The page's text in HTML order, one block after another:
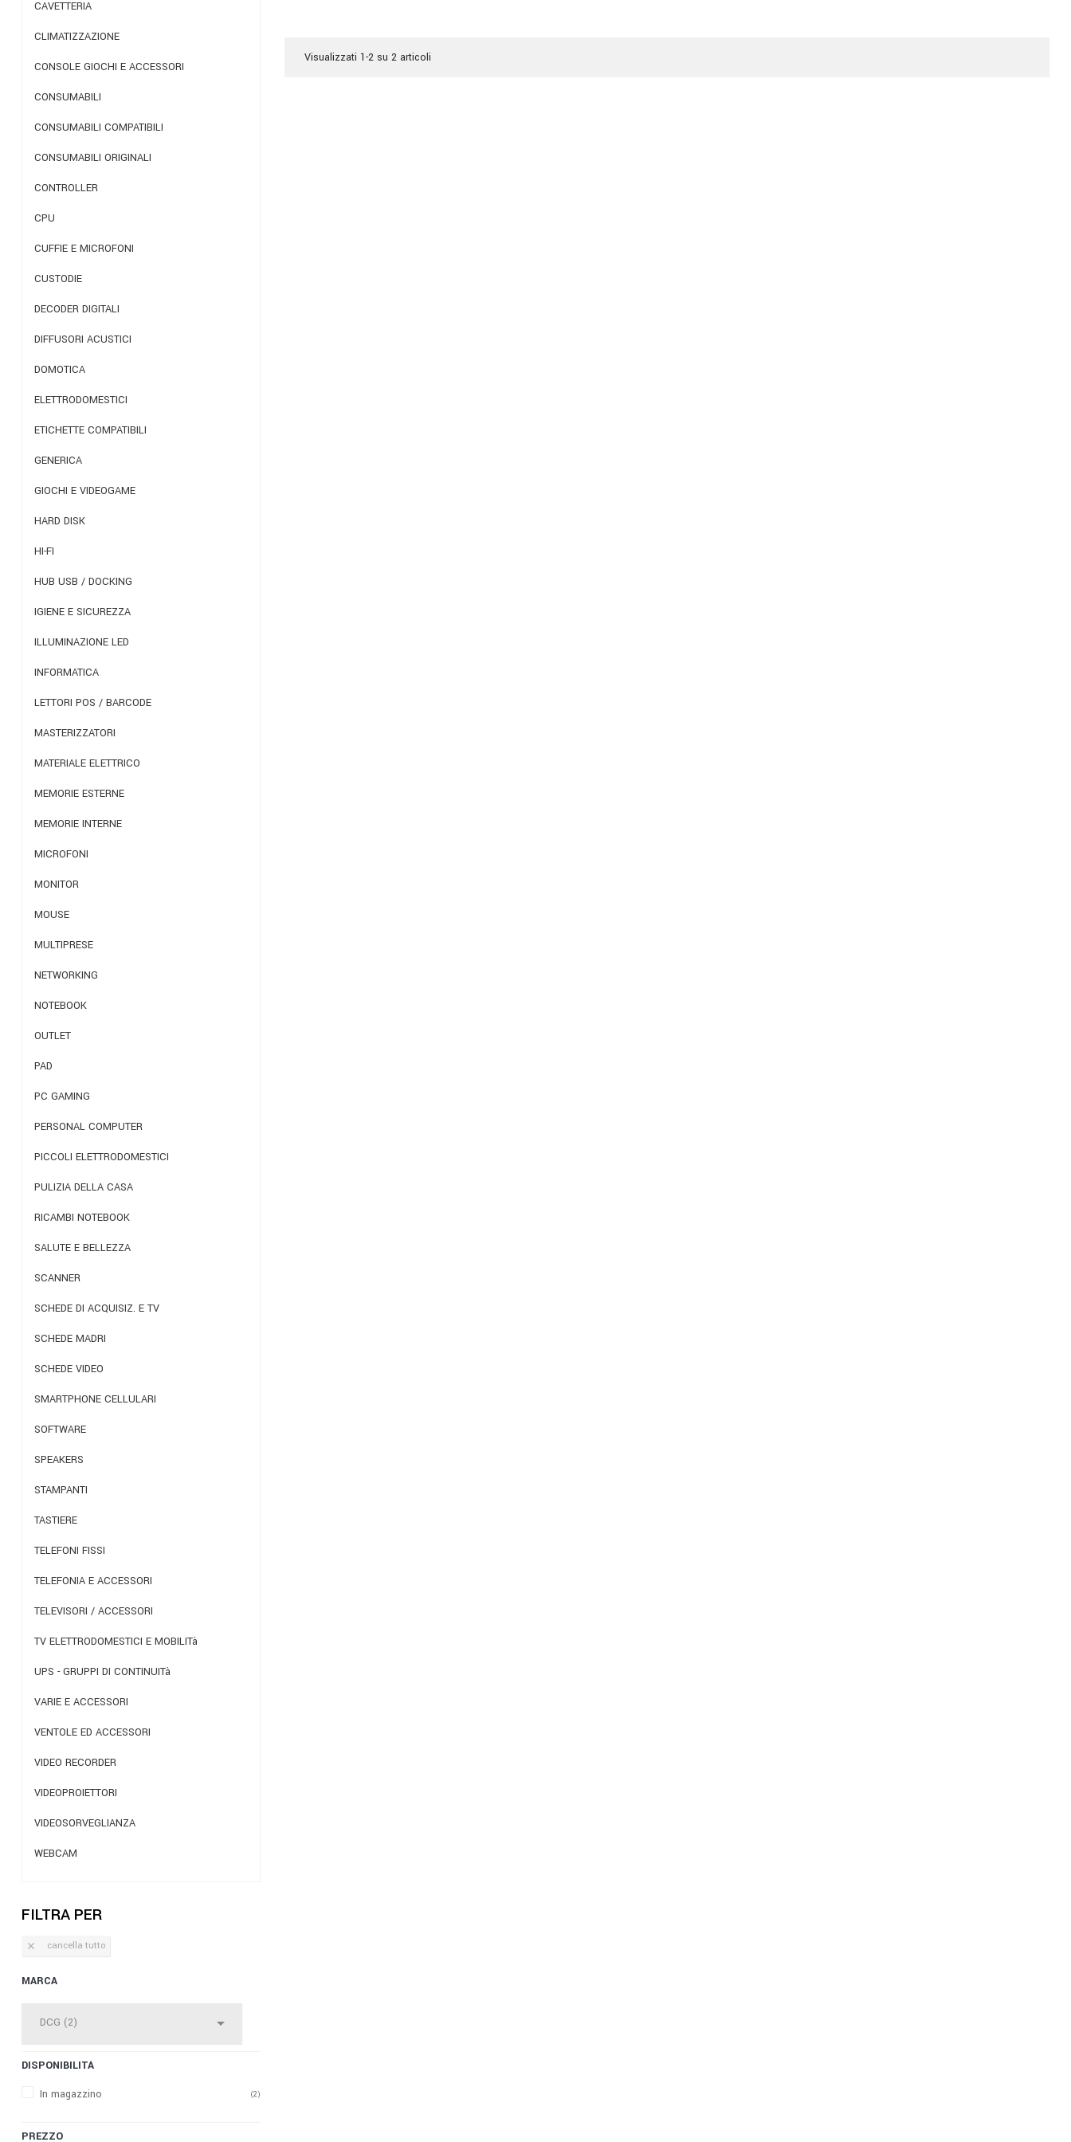
CAVETTERIA
CLIMATIZZAZIONE
CONSOLE GIOCHI E ACCESSORI
CONSUMABILI
CONSUMABILI COMPATIBILI
CONSUMABILI ORIGINALI
CONTROLLER
CPU
CUFFIE E MICROFONI
CUSTODIE
DECODER DIGITALI
DIFFUSORI ACUSTICI
DOMOTICA
ELETTRODOMESTICI
ETICHETTE COMPATIBILI
GENERICA
GIOCHI E VIDEOGAME
HARD DISK
HI-FI
HUB USB / DOCKING
IGIENE E SICUREZZA
ILLUMINAZIONE LED
INFORMATICA
LETTORI POS / BARCODE
MASTERIZZATORI
MATERIALE ELETTRICO
MEMORIE ESTERNE
MEMORIE INTERNE
MICROFONI
MONITOR
MOUSE
MULTIPRESE
NETWORKING
NOTEBOOK
OUTLET
PAD
PC GAMING
PERSONAL COMPUTER
PICCOLI ELETTRODOMESTICI
PULIZIA DELLA CASA
RICAMBI NOTEBOOK
SALUTE E BELLEZZA
SCANNER
SCHEDE DI ACQUISIZ. E TV
SCHEDE MADRI
SCHEDE VIDEO
SMARTPHONE CELLULARI
SOFTWARE
SPEAKERS
STAMPANTI
TASTIERE
TELEFONI FISSI
TELEFONIA E ACCESSORI
TELEVISORI / ACCESSORI
TV ELETTRODOMESTICI E MOBILITà
UPS - GRUPPI DI CONTINUITà
VARIE E ACCESSORI
VENTOLE ED ACCESSORI
VIDEO RECORDER
VIDEOPROIETTORI
VIDEOSORVEGLIANZA
WEBCAM
FILTRA PER
 cancella tutto
MARCA
DCG (2) 
DISPONIBILITÀ
In magazzino
(2)
PREZZO
Visualizzati 1-2 su 2 articoli